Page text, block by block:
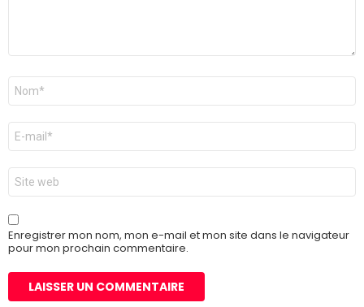
Nom
E-
mail
*
Site
web
Enregistrer mon nom, mon e-mail et mon site dans le navigateur
pour mon prochain commentaire.